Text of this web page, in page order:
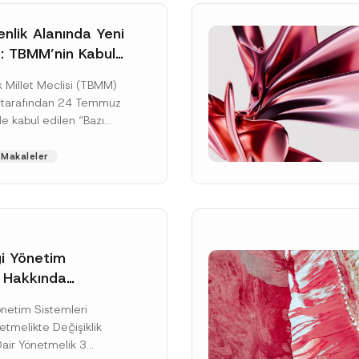
Alanında Yeni
TBMM’nin Kabul
Aşamasında
Millet Meclisi (TBMM)
24 Temmuz
kabul edilen “Bazı
Değişiklik
Makaleler
Yönetim
Dair Yönetmelik
Sistemleri
Değişiklik
Yönetmelik 3
Soyad*